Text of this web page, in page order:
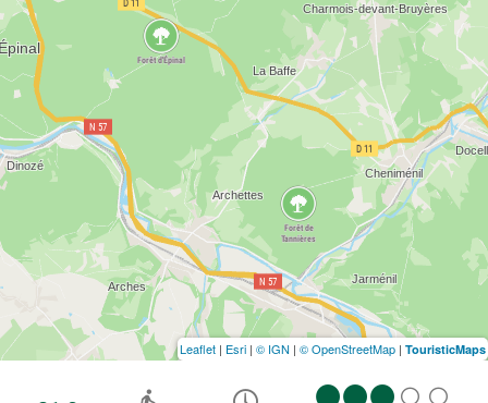
Leaflet | Esri | © IGN | © OpenStreetMap | TouristicMaps